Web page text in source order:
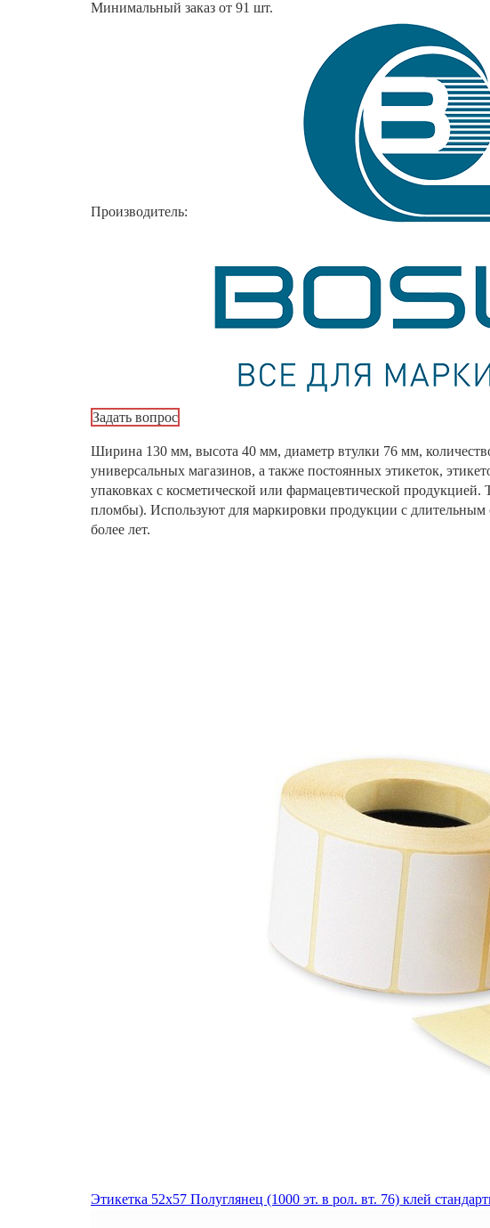
Минимальный заказ от 91 шт.
Производитель:
Задать вопрос
Ширина 130 мм, высота 40 мм, диаметр втулки 76 мм,
универсальных магазинов, а также постоянных этикеток,
упаковках с косметической или фармацевтической
пломбы). Используют для маркировки продукции с длительным
более лет.
Этикетка 52х57 Полуглянец (1000 эт. в рол. вт. 76) клей